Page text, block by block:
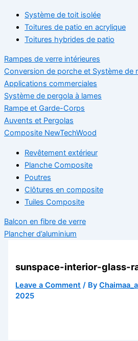
Système de toit isolée
Toitures de patio en acrylique
Toitures hybrides de patio
Rampes de verre intérieures
Conversion de porche et Système de
Applications commerciales
Système de pergola à lames
Rampe et Garde-Corps
Auvents et Pergolas
Composite NewTechWood
Revêtement extérieur
Planche Composite
Poutres
Clôtures en composite
Tuiles Composite
Balcon en fibre de verre
Plancher d’aluminium
sunspace-interior-glass-
Leave a Comment / By
2025